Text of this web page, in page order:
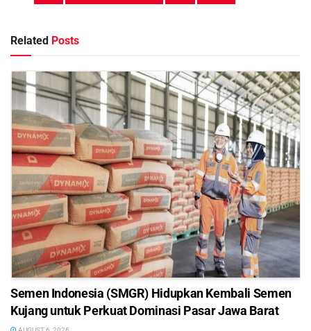
Related Posts
Semen Indonesia (SMGR) Hidupkan Kembali Semen
Kujang untuk Perkuat Dominasi Pasar Jawa Barat